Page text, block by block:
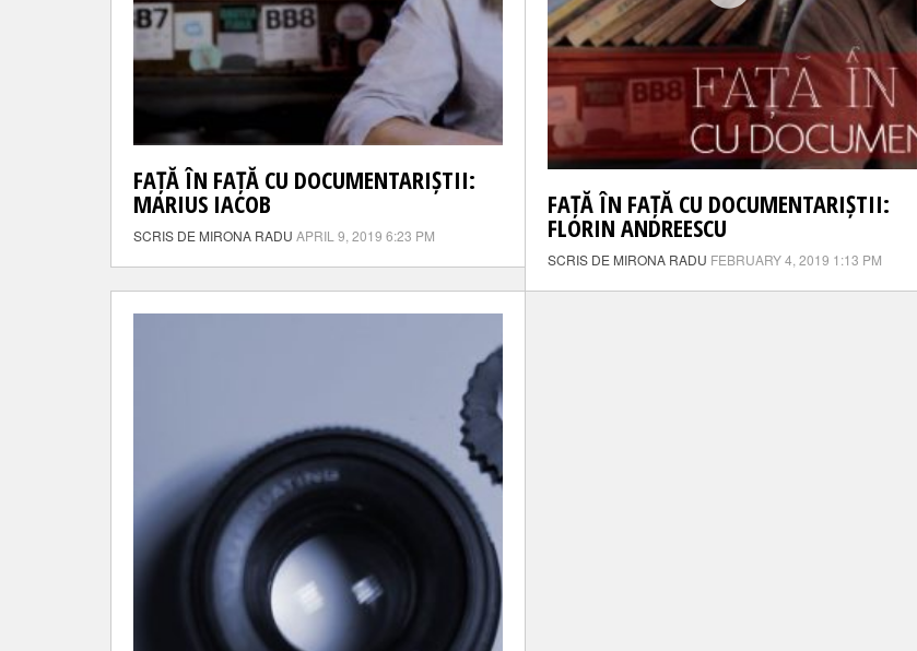
FAȚĂ ÎN FAȚĂ CU DOCUMENTARIȘTII:
MARIUS IACOB
SCRIS DE MIRONA RADU APRIL 9, 2019 6:23 PM
FAȚĂ ÎN FAȚĂ CU DOCUMENTARIȘTII:
FLORIN ANDREESCU
SCRIS DE MIRONA RADU FEBRUARY 4, 2019 1:13 PM